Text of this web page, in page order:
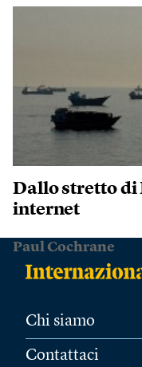
Dallo stretto di
internet
Paul Cochrane
Chi siamo
Contattaci